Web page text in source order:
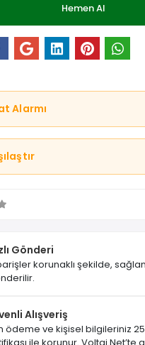
Hemen Al
Alarmı
Gönderi
korunaklı şekilde,
Alışveriş
ödeme ve kişisel bilgileriniz